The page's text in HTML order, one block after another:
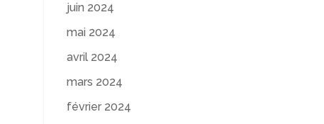
juin 2024
mai 2024
avril 2024
mars 2024
février 2024